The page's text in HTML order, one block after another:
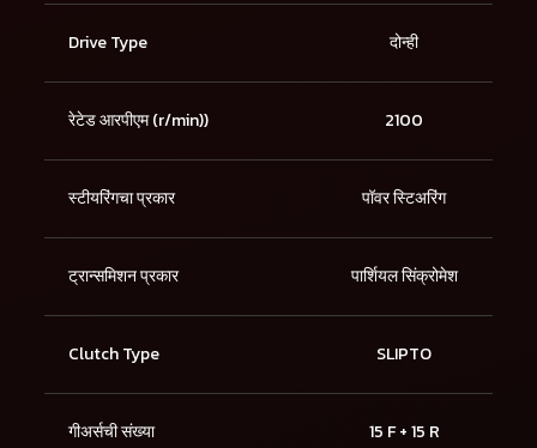
Drive Type दोन्ही
रेटेड आरपीएम (r/min)) 2100
स्टीयरिंगचा प्रकार पॉवर स्टिअरिंग
ट्रान्समिशन प्रकार पार्शियल सिंक्रोमेश
Clutch Type SLIPTO
गीअर्सची संख्या 15 F + 15 R